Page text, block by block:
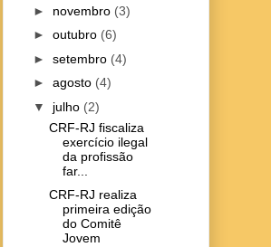
► novembro (3)
► outubro (6)
► setembro (4)
► agosto (4)
▼ julho (2)
CRF-RJ fiscaliza
exercício ilegal
da profissão
far...
CRF-RJ realiza
primeira edição
do Comitê
Jovem